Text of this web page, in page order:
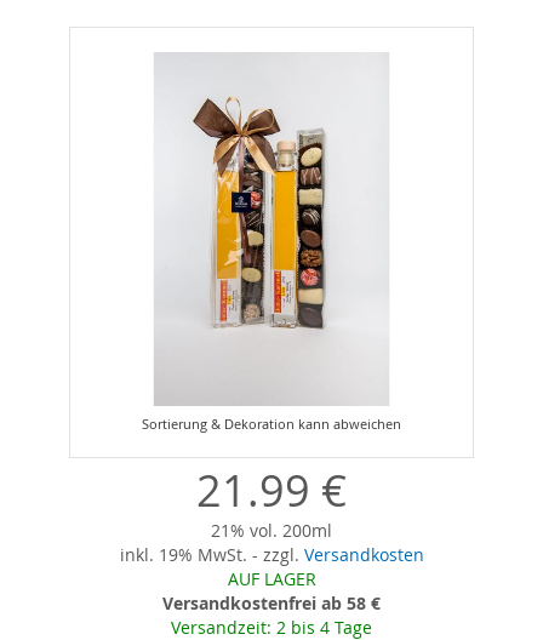
der
21.99 €
21% vol. 200ml
inkl. 19% MwSt. - zzgl. Versandkosten
AUF LAGER
Versandkostenfrei ab 58 €
Versandzeit: 2 bis 4 Tage